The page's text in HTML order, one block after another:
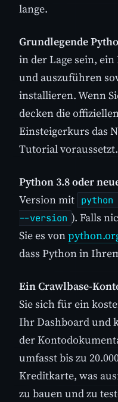
lange.
Grundlegende
in der Lage sein,
und auszuführen
installieren. Wenn
decken die
Einsteigerkurs das
Tutorial voraussetzt.
Python 3.8 oder
Version mit
--version ). Falls
Sie es von
dass Python in
Ein Crawlbase-
Sie sich für ein
Ihr Dashboard und
der
umfasst bis zu
Kreditkarte, was
zu bauen und zu